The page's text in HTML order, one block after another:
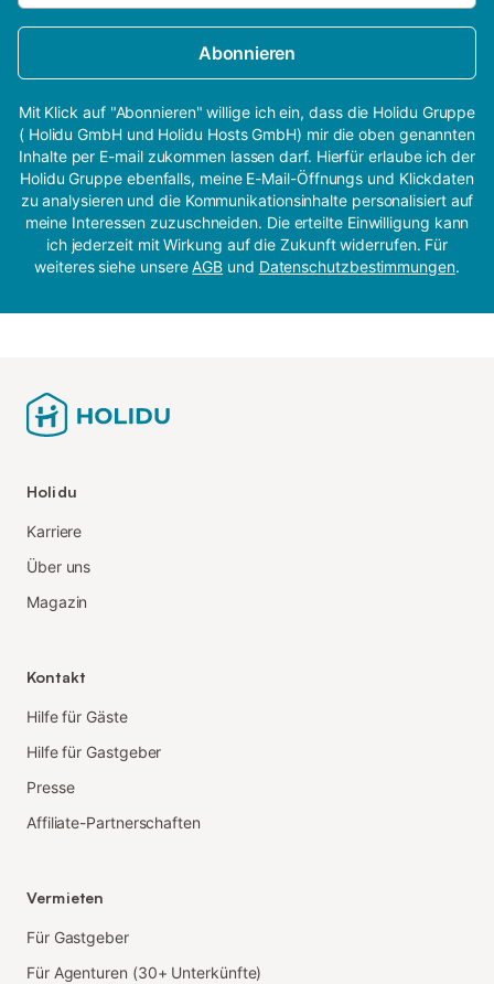
Abonnieren
Mit Klick auf "Abonnieren" willige ich ein, dass die Holidu Gruppe
( Holidu GmbH und Holidu Hosts GmbH) mir die oben genannten
Inhalte per E-mail zukommen lassen darf. Hierfür erlaube ich der
Holidu Gruppe ebenfalls, meine E-Mail-Öffnungs und Klickdaten
zu analysieren und die Kommunikationsinhalte personalisiert auf
meine Interessen zuzuschneiden. Die erteilte Einwilligung kann
ich jederzeit mit Wirkung auf die Zukunft widerrufen. Für
weiteres siehe unsereAGB und Datenschutzbestimmungen.
Holidu
Karriere
Über uns
Magazin
Kontakt
Hilfe für Gäste
Hilfe für Gastgeber
Presse
Affiliate-Partnerschaften
Vermieten
Für Gastgeber
Für Agenturen (30+ Unterkünfte)